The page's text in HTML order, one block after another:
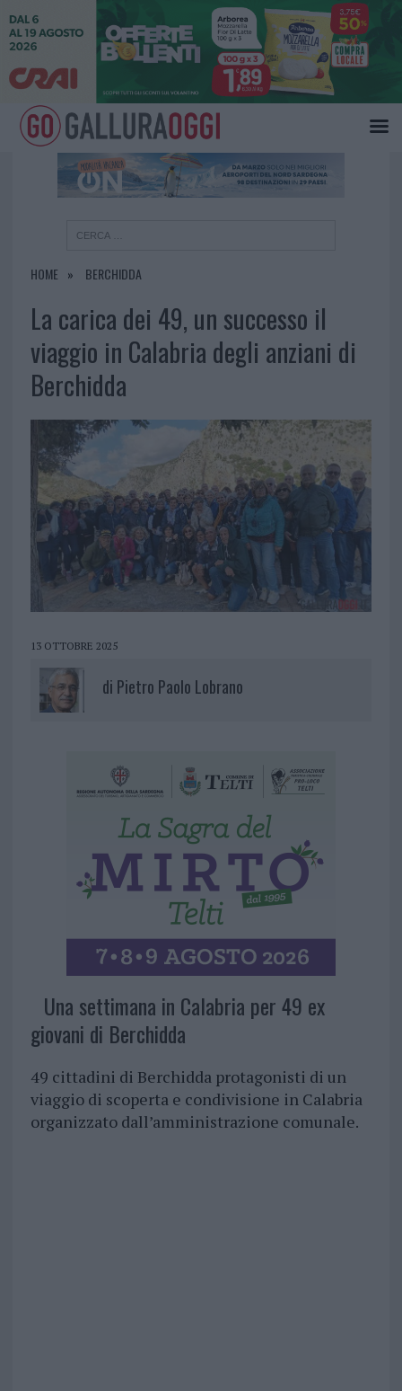
HOME BERCHIDDA
La carica dei 49, un successo il
viaggio in Calabria degli anziani di
Berchidda
13 OTTOBRE 2025
di Pietro Paolo Lobrano
Una settimana in Calabria per 49 ex
giovani di Berchidda
49 cittadini di Berchidda protagonisti di un
viaggio di scoperta e condivisione in Calabria
organizzato dall’amministrazione comunale.
×